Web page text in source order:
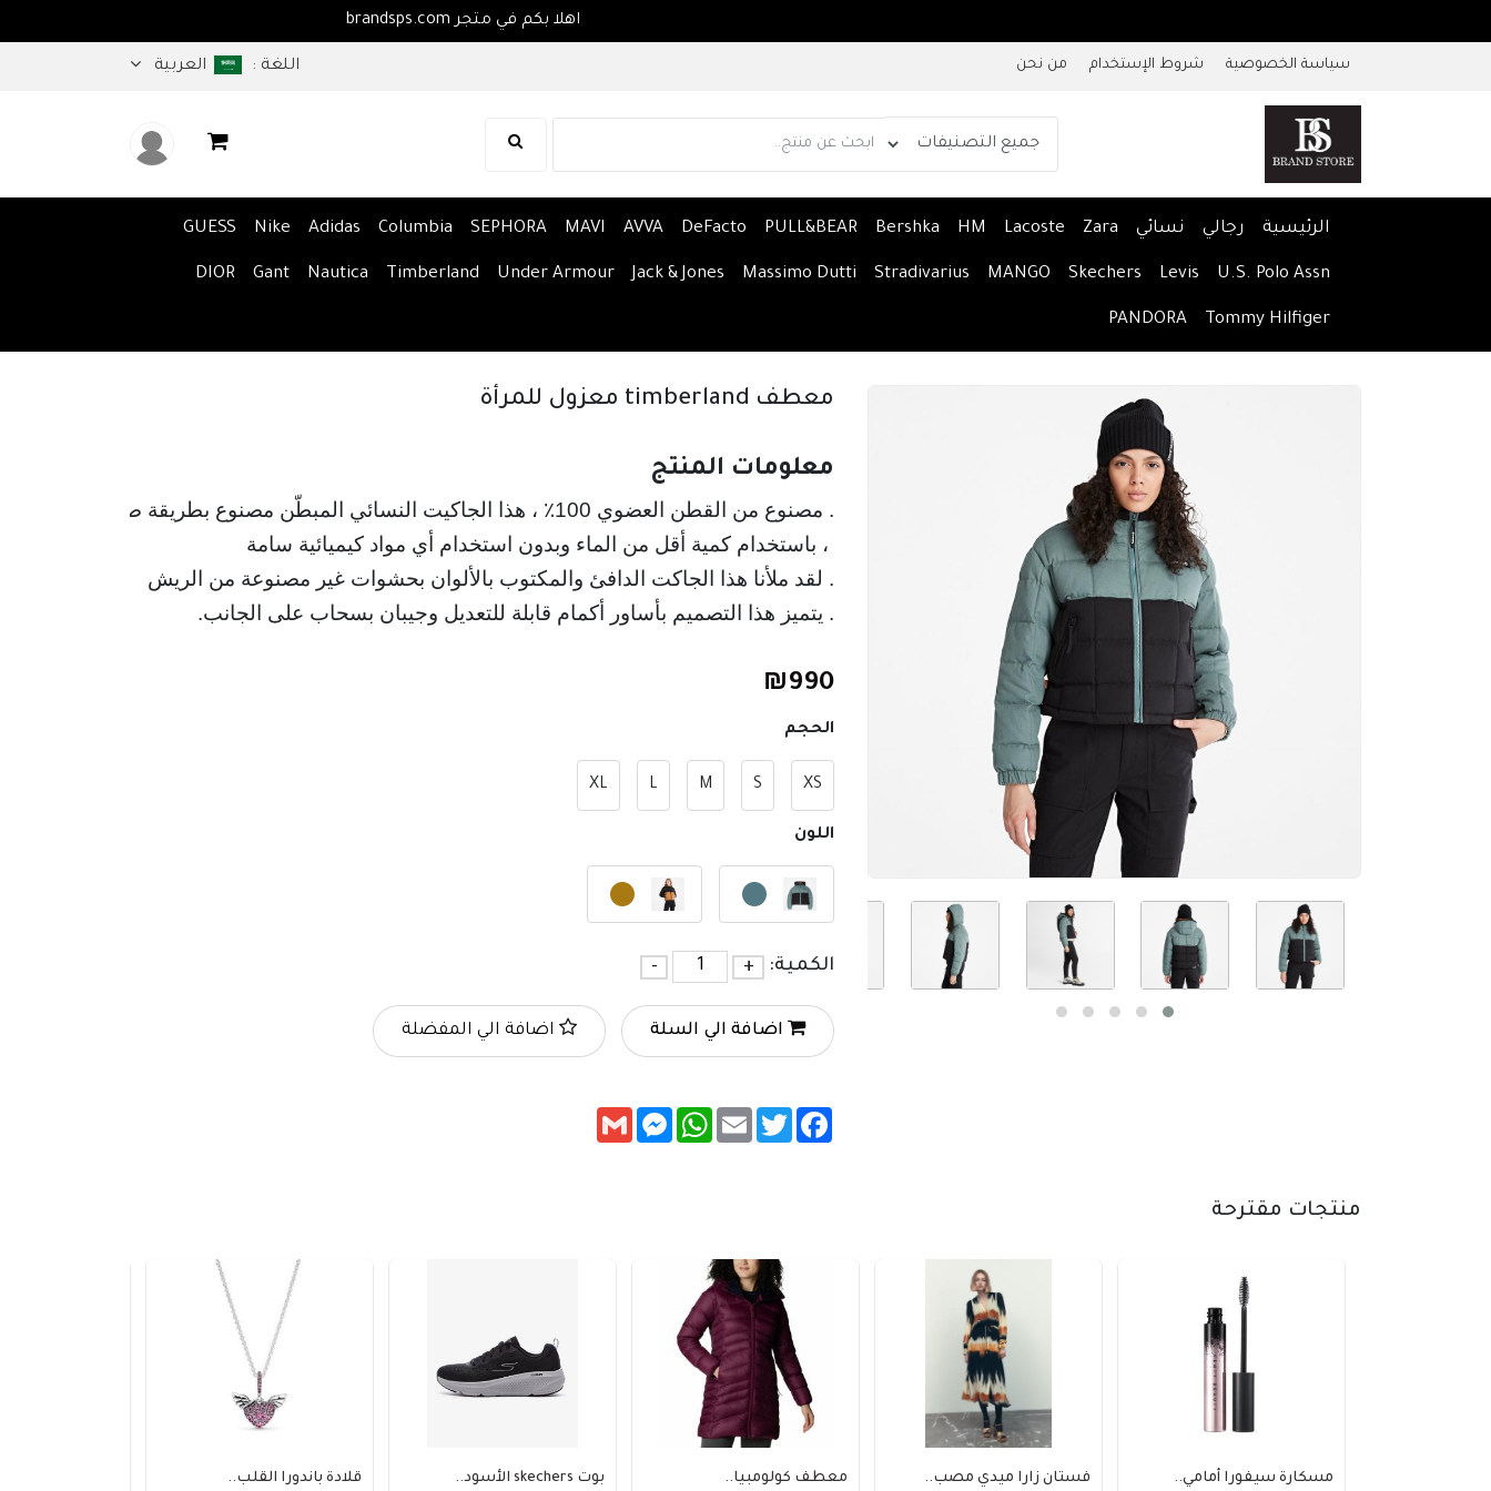
اهلا بكم في متجر brandsps.com
سياسة الخصوصية شروط الإستخدام من نحن اللغة : العربية
الرئيسية رجالي نسائي Zara
Lacoste
HM
Bershka
PULL&BEAR
DeFacto
AVVA
MAVI
SEPHORA
Columbia
Adidas
Nike
GUESS
U.S. Polo Assn
Levis
Skechers
MANGO
Stradivarius
Massimo Dutti
Jack & Jones
Under Armour
Timberland
Nautica
Gant
DIOR
Tommy Hilfiger
PANDORA
معطف timberland معزول للمرأة
معلومات المنتج
. مصنوع من القطن العضوي 100٪ ، هذا الجاكيت النسائي المبطّن مصنوع بطريقة صديقة للبيئة
، باستخدام كمية أقل من الماء وبدون استخدام أي مواد كيميائية سامة
. لقد ملأنا هذا الجاكت الدافئ والمكتوب بالألوان بحشوات غير مصنوعة من الريش
. يتميز هذا التصميم بأساور أكمام قابلة للتعديل وجيبان بسحاب على الجانب.
₪990
الحجم
XS
S
M
L
XL
اللون
الكمية: +
-
اضافة الي السلة اضافة الي المفضلة
Facebook
Twitter
Email
WhatsApp
Messenger
Gmail
منتجات مقترحة
مسكارة سيفورا أمامي.. فستان زارا ميدي مصب.. معطف كولومبيا.. بوت skechers الأسود.. قلادة باندورا القلب..